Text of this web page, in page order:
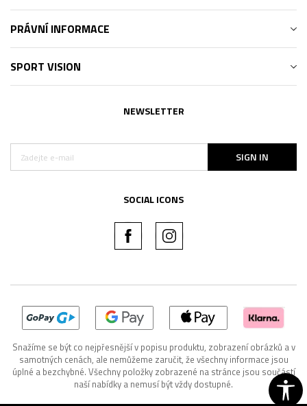
PRÁVNÍ INFORMACE
SPORT VISION
NEWSLETTER
SIGN IN
SOCIAL ICONS
Snažíme se být co nejpřesnější v popisu produktu, zobrazení obrázků a v
samotných cenách, ale nemůžeme zaručit, že všechny informace jsou
úplné a bezchybné. Všechny položky zobrazené na stránce jsou součástí
naší nabídky a nemusí být vždy dostupné.